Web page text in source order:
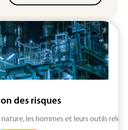
des risques
les hommes et leurs outils